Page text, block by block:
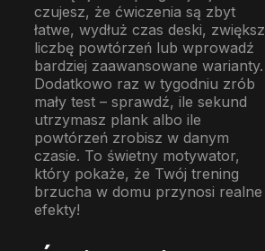
czujesz, że ćwiczenia są zbyt
łatwe, wydłuż czas deski, zwiększ
liczbę powtórzeń lub wprowadź
bardziej zaawansowane warianty.
Dodatkowo raz w tygodniu zrób
mały test – sprawdź, ile sekund
utrzymasz plank albo ile
powtórzeń zrobisz w danym
czasie. To świetny motywator,
który pokaże, że Twój trening
brzucha w domu przynosi realne
efekty!